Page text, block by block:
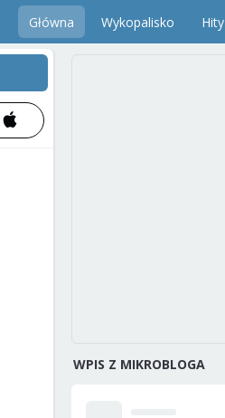
Główna Wykopalisko Hity
WPIS Z MIKROBLOGA